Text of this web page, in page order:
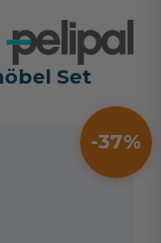
Set
37